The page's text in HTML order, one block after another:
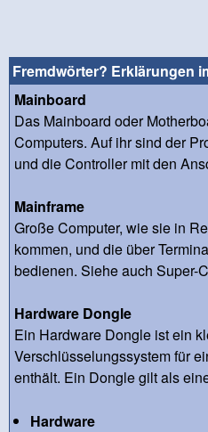
Fremdwörter? Erklärungen
Mainboard
Das Mainboard oder
Computers. Auf ihr sind der
und die Controller mit den
Mainframe
Große Computer, wie sie in
kommen, und die über
bedienen. Siehe auch Super-
Hardware Dongle
Ein Hardware Dongle ist ein
Verschlüsselungssystem für
enthält. Ein Dongle gilt als
Hardware